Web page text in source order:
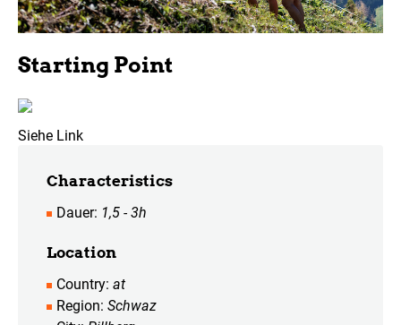
Characteristics
Dauer 1,5 - 3h
Location
Country at
Region Schwaz
Starting Point
Siehe Link